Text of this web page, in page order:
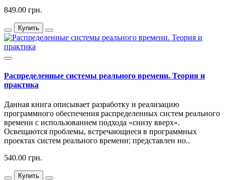
849.00 грн.
Купить
Распределенные системы реального времени. Теория и
практика
Данная книга описывает разработку и реализацию
программного обеспечения распределенных систем реального
времени с использованием подхода «снизу вверх».
Освещаются проблемы, встречающиеся в программных
проектах систем реального времени; представлен но..
540.00 грн.
Купить